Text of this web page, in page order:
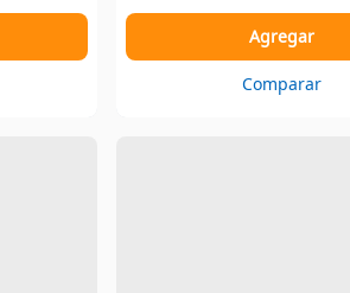
Agregar
Comparar